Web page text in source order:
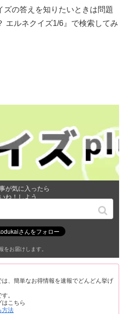
ズの答えを知りたいときは問題
エルネクイズ1/6』で検索してみ
が気に入ったら
ね！しよう
をお届けします。
は、簡単なお得情報を速報でどんどん挙げ
。
はこちら
方法